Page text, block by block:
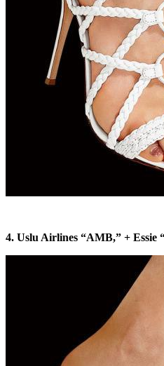
4. Uslu Airlines “AMB,” + Essie